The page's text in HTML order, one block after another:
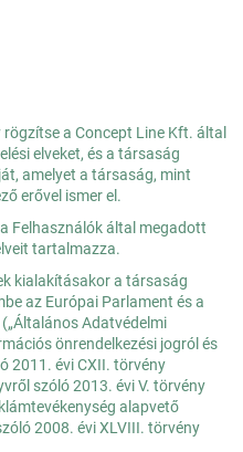
a Concept Line Kft. által
elveket, és a társaság
amelyet a társaság, mint
erővel ismer el.
Felhasználók által megadott
tartalmazza.
kialakításakor a társaság
az Európai Parlament és a
Adatvédelmi
önrendelkezési jogról és
2011. évi CXII. törvény
szóló 2013. évi V. törvény
alapvető
2008. évi XLVIII. törvény